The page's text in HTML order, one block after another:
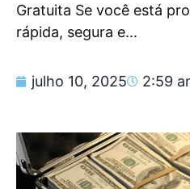
Gratuita Se você está
rápida, segura e...
julho 10, 2025 2:59